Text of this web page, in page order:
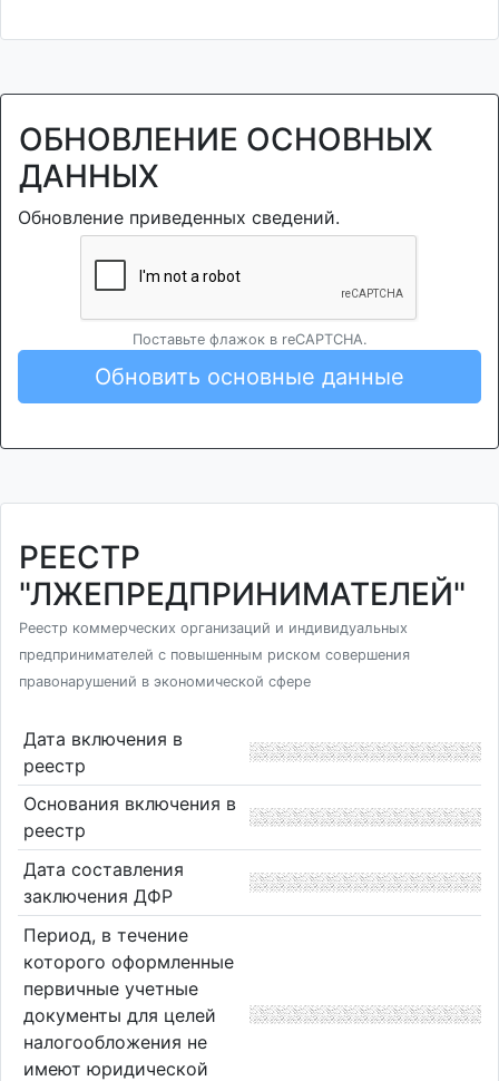
ОБНОВЛЕНИЕ ОСНОВНЫХ
ДАННЫХ
Обновление приведенных сведений.
Поставьте флажок в reCAPTCHA.
Обновить основные данные
РЕЕСТР
"ЛЖЕПРЕДПРИНИМАТЕЛЕЙ"
Реестр коммерческих организаций и индивидуальных
предпринимателей с повышенным риском совершения
правонарушений в экономической сфере
Дата включения в
реестр
Основания включения в
реестр
Дата составления
заключения ДФР
Период, в течение
которого оформленные
первичные учетные
документы для целей
налогообложения не
имеют юридической